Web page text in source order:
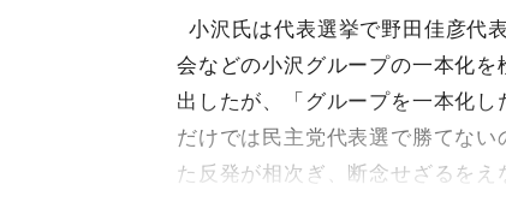
小沢氏は代表選挙で野田佳彦代
会などの小沢グループの一本化
出したが、「グループを一本化
だけでは民主党代表選で勝てな
た反発が相次ぎ、断念せざるをえ